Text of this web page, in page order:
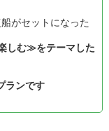
がセットになった
しむ≫をテーマした
ランです